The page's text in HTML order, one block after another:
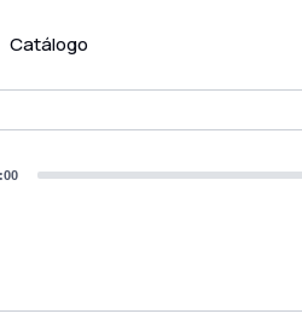
Catálogo